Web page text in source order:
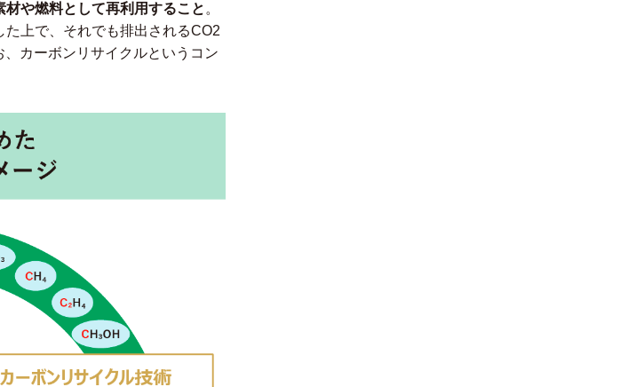
や燃料として再利用すること 。
上で、それでも排出されるCO2
、カーボンリサイクルというコン